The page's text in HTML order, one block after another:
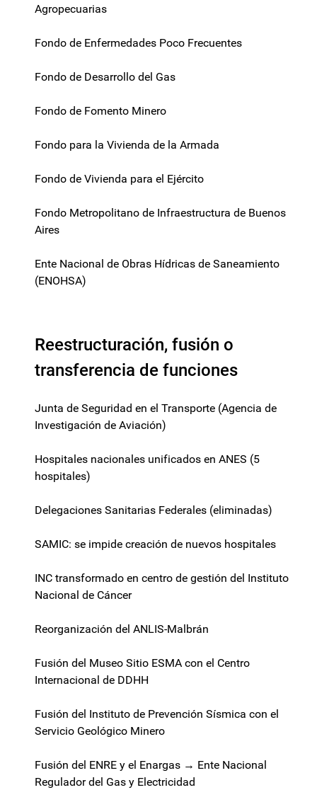
Agropecuarias
Fondo de Enfermedades Poco Frecuentes
Fondo de Desarrollo del Gas
Fondo de Fomento Minero
Fondo para la Vivienda de la Armada
Fondo de Vivienda para el Ejército
Fondo Metropolitano de Infraestructura de Buenos
Aires
Ente Nacional de Obras Hídricas de Saneamiento
(ENOHSA)
Reestructuración, fusión o
transferencia de funciones
Junta de Seguridad en el Transporte (Agencia de
Investigación de Aviación)
Hospitales nacionales unificados en ANES (5
hospitales)
Delegaciones Sanitarias Federales (eliminadas)
SAMIC: se impide creación de nuevos hospitales
INC transformado en centro de gestión del Instituto
Nacional de Cáncer
Reorganización del ANLIS-Malbrán
Fusión del Museo Sitio ESMA con el Centro
Internacional de DDHH
Fusión del Instituto de Prevención Sísmica con el
Servicio Geológico Minero
Fusión del ENRE y el Enargas → Ente Nacional
Regulador del Gas y Electricidad